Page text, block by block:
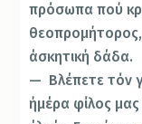
πρόσωπα πού
άσκητική δάδα.
— Βλέπετε τόν
ήμέρα φίλος